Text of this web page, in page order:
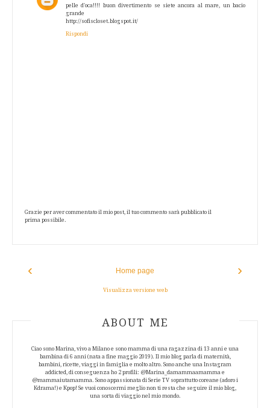
pelle d'oca!!!! buon divertimento se siete ancora al mare, un bacio
grande
http://sofiscloset.blogspot.it/
Rispondi
Grazie per aver commentato il mio post, il tuo commento sarà pubblicato il
prima possibile.
‹ ›
Home page
Visualizza versione web
ABOUT AUTHOR
ABOUT ME
Ciao sono Marina, vivo a Milano e sono mamma di una ragazzina di 13 anni e una
bambina di 6 anni (nata a fine maggio 2019). Il mio blog parla di maternità,
bambini, ricette, viaggi in famiglia e molto altro. Sono anche una Instagram
addicted, di conseguenza ho 2 profili: @Marina_damammaamamma e
@mammaiutamamma. Sono appassionata di Serie TV soprattutto coreane (adoro i
Kdrama!) e Kpop! Se vuoi conoscermi meglio non ti resta che seguire il mio blog,
una sorta di viaggio nel mio mondo.